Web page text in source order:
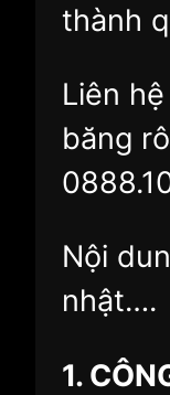
thành
Liên
băng
Nội
nhật….
1.